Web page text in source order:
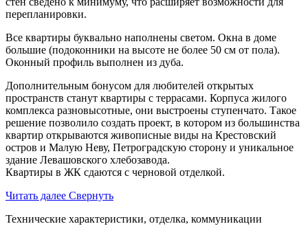
перепланировки.
Все квартиры буквально наполнены светом. Окна в доме
большие (подоконники на высоте не более 50 см от пола).
Оконный профиль выполнен из дуба.
Дополнительным бонусом для любителей открытых
пространств станут квартиры с террасами. Корпуса жилого
комплекса разновысотные, они выстроены ступенчато. Такое
решение позволило создать проект, в котором из большинства
квартир открываются живописные виды на Крестовский
остров и Малую Неву, Петроградскую сторону и уникальное
здание Левашовского хлебозавода.
Квартиры в ЖК сдаются с черновой отделкой.
Читать далее Свернуть
Технические характеристики, отделка, коммуникации